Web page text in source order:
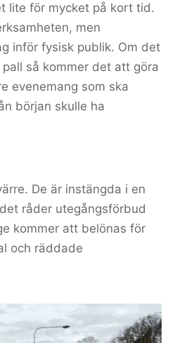
lite för mycket på kort tid.
men
inför fysisk publik. Om det
så kommer det att göra
evenemang som ska
början skulle ha
De är instängda i en
råder utegångsförbud
kommer att belönas för
och räddade